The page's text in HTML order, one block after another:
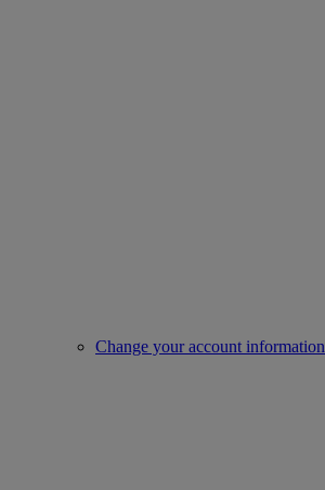
Change your account information